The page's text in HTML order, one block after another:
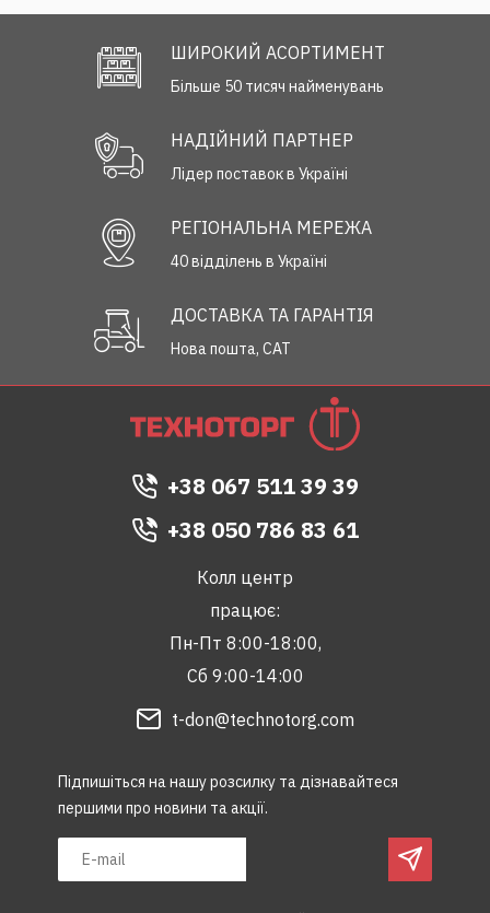
ШИРОКИЙ АСОРТИМЕНТ
Більше 50 тисяч найменувань
НАДІЙНИЙ ПАРТНЕР
Лідер поставок в Україні
РЕГІОНАЛЬНА МЕРЕЖА
40 відділень в Україні
ДОСТАВКА ТА ГАРАНТІЯ
Нова пошта, САТ
Підпишіться на нашу розсилку та дізнавайтеся
першими про новини та акції.
+38 067 511 39 39
+38 050 786 83 61
Колл центр
працює:
Пн-Пт 8:00-18:00,
Сб 9:00-14:00
t-don@technotorg.com